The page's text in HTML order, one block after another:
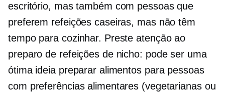
escritório, mas também com pessoas que
preferem refeições caseiras, mas não têm
tempo para cozinhar. Preste atenção ao
preparo de refeições de nicho: pode ser uma
ótima ideia preparar alimentos para pessoas
com preferências alimentares (vegetarianas ou